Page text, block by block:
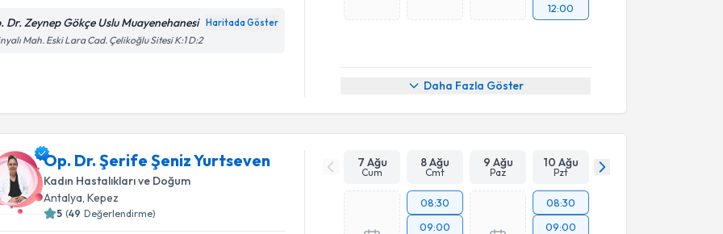
Dr. Zeynep Gökçe Uslu Muayenehanesi Haritada Göster
Mah. Eski Lara Cad. Çelikoğlu Sitesi K:1 D:2
12:00
Daha Fazla Göster
Op. Dr. Şerife Şeniz Yurtseven
Kadın Hastalıkları ve Doğum
Antalya, Kepez
5 (49 Değerlendirme)
7 Ağu
Cum
8 Ağu
Cmt
9 Ağu
Paz
10 Ağu
Pzt
08:30
09:00
08:30
09:00